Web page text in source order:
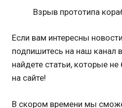
Взрыв прототипа
Если вам интересны
подпишитесь на наш канал
найдете статьи, которые
на сайте!
В скором времени мы